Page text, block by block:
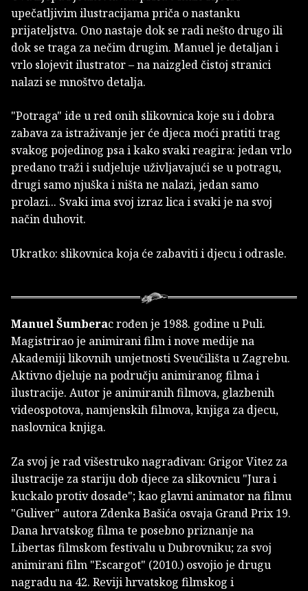
upečatljivim ilustracijama priča o nastanku
prijateljstva. Ono nastaje dok se radi nešto drugo ili
dok se traga za nečim drugim. Manuel je detaljan i
vrlo slojevit ilustrator – na naizgled čistoj stranici
nalazi se mnoštvo detalja.
"Potraga" ide u red onih slikovnica koje su i dobra
zabava za istraživanje jer će djeca moći pratiti trag
svakog pojedinog psa i kako svaki reagira: jedan vrlo
predano traži i sudjeluje uživljavajući se u potragu,
drugi samo njuška i ništa ne nalazi, jedan samo
prolazi... Svaki ima svoj izraz lica i svaki je na svoj
način duhovit.
Ukratko: slikovnica koja će zabaviti i djecu i odrasle.
Manuel Šumberac rođen je 1988. godine u Puli.
Magistrirao je animirani film i nove medije na
Akademiji likovnih umjetnosti Sveučilišta u Zagrebu.
Aktivno djeluje na području animiranog filma i
ilustracije. Autor je animiranih filmova, glazbenih
videospotova, namjenskih filmova, knjiga za djecu,
naslovnica knjiga.
Za svoj je rad višestruko nagrađivan: Grigor Vitez za
ilustracije za stariju dob djece za slikovnicu "Jura i
kuckalo protiv dosade"; kao glavni animator na filmu
"Guliver" autora Zdenka Bašića osvaja Grand Prix 19.
Dana hrvatskog filma te posebno priznanje na
Libertas filmskom festivalu u Dubrovniku; za svoj
animirani film "Escargot" (2010.) osvojio je drugu
nagradu na 42. Reviji hrvatskog filmskog i